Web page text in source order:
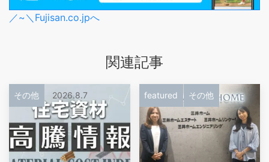
／~＼Fujisan.co.jpへ
関連記事
その他 2026.8.7 featured その他